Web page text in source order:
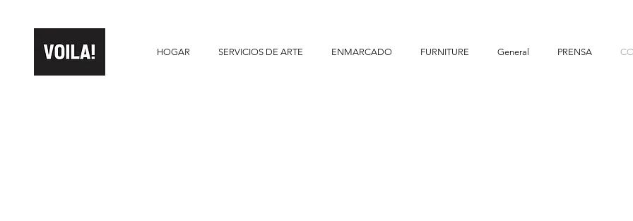
HOGAR SERVICIOS DE ARTE ENMARCADO FURNITURE General PRENSA